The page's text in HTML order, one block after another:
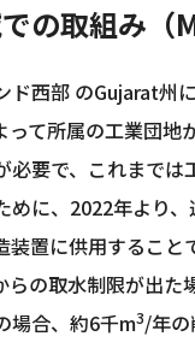
の取組み（
ド西部 のGujarat州
て所属の工業団地
必要で、これまで
めに、2022年より
装置に供用するこ
の取水制限が出た
場合、約6千m3/年の